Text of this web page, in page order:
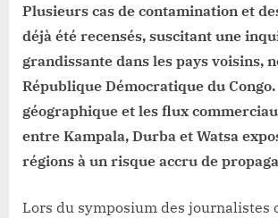
Plusieurs cas de contamination et
déjà été recensés, suscitant une
grandissante dans les pays voisins,
République Démocratique du
géographique et les flux
entre Kampala, Durba et Watsa
régions à un risque accru de
Lors du symposium des journalistes